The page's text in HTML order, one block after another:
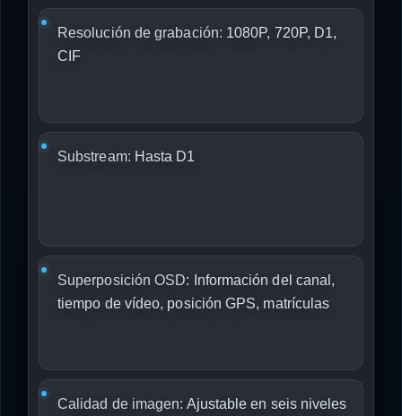
Resolución de grabación: 1080P, 720P, D1,
CIF
Substream: Hasta D1
Superposición OSD: Información del canal,
tiempo de vídeo, posición GPS, matrículas
Calidad de imagen: Ajustable en seis niveles